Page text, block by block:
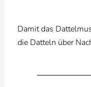
Damit das
die Datteln über